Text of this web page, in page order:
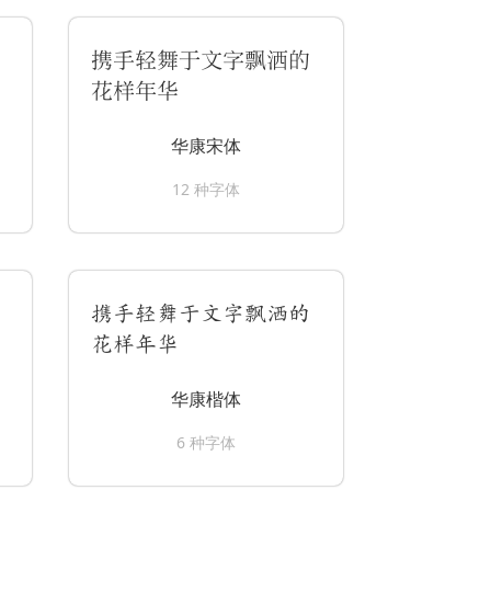
携手轻舞于文字飘洒的
花样年华
华康宋体
12 种字体
携手轻舞于文字飘洒的
花样年华
华康楷体
6 种字体